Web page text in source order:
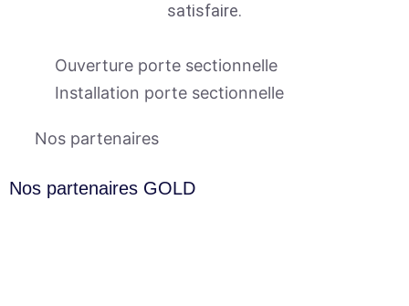
satisfaire.
Ouverture porte sectionnelle
Installation porte sectionnelle
Nos partenaires
Nos partenaires GOLD